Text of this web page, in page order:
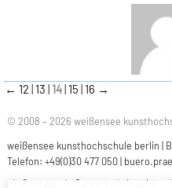
← 12 13 14 15 16 →
© 2008 – 2026 weißensee
weißensee kunsthochschule berlin |
Telefon: +49(0)30 477 050 |
Contact
Careers Imprint